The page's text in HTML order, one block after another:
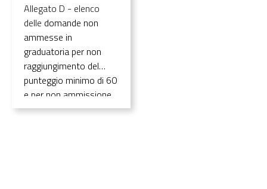
Allegato D - elenco
delle domande non
ammesse in
graduatoria per non
raggiungimento del
punteggio minimo di 60
e per non ammissione
formale.